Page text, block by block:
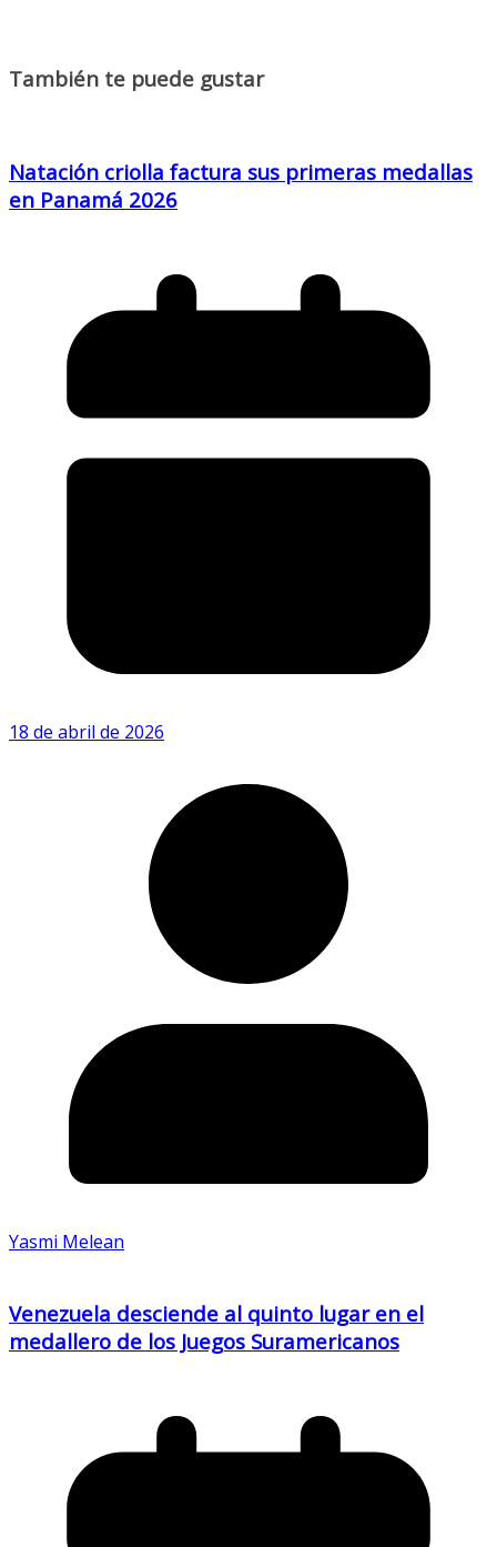
También te puede gustar
Natación criolla factura sus primeras medallas
en Panamá 2026
18 de abril de 2026
Yasmi Melean
Venezuela desciende al quinto lugar en el
medallero de los Juegos Suramericanos